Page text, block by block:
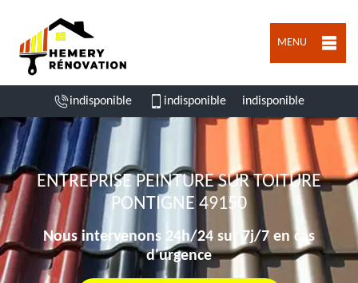
MENU
indisponible indisponible indisponible
ENTREPRISE PEINTURE SUR TOITURE
PONTIGNE 49150
Nous intervenons 24h/24 sur 7j/7 en cas
d'urgence